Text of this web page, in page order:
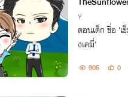
Y
ตอนเด็ก ชื่อ ‘
งเคมี่’
905 0